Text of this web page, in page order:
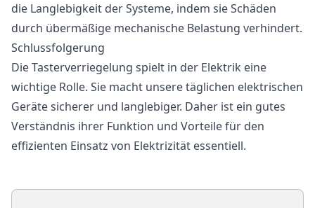
die Langlebigkeit der Systeme, indem sie Schäden
durch übermäßige mechanische Belastung verhindert.
Schlussfolgerung
Die Tasterverriegelung spielt in der Elektrik eine
wichtige Rolle. Sie macht unsere täglichen elektrischen
Geräte sicherer und langlebiger. Daher ist ein gutes
Verständnis ihrer Funktion und Vorteile für den
effizienten Einsatz von Elektrizität essentiell.